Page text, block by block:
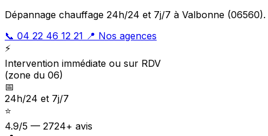
Dépannage chauffage 24h/24 et 7j/7 à Valbonne
📞 04 22 46 12 21 📍 Nos agences
⚡
Intervention immédiate ou sur RDV
(zone du 06)
📅
24h/24 et 7j/7
⭐
4.9/5 — 2724+ avis